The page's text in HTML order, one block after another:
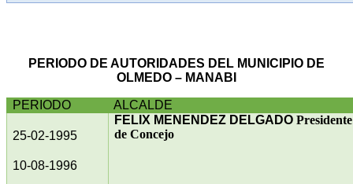
PERIODO DE AUTORIDADES DEL MUNICIPIO DE
OLMEDO – MANABI
PERIODO ALCALDE
25-02-1995
10-08-1996
FELIX MENENDEZ DELGADO Presidente
de Concejo